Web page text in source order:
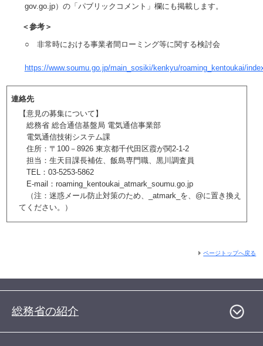
gov.go.jp）の「パブリックコメント」欄にも掲載します。
＜参考＞
○ 非常時における事業者間ローミング等に関する検討会
https://www.soumu.go.jp/main_sosiki/kenkyu/roaming_kentoukai/
連絡先
【意見の募集について】
総務省 総合通信基盤局 電気通信事業部
電気通信技術システム課
住所：〒100－8926 東京都千代田区霞が関2-1-2
担当：生天目課長補佐、飯島専門職、黒川調査員
TEL：03-5253-5862
E-mail：roaming_kentoukai_atmark_soumu.go.jp
（注：迷惑メール防止対策のため、_atmark_を、@に置き換え
てください。）
ページトップへ戻る
総務省の紹介